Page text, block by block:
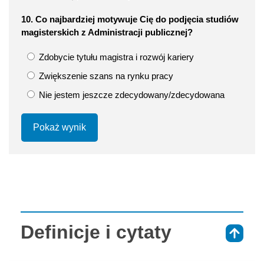
10. Co najbardziej motywuje Cię do podjęcia studiów
magisterskich z Administracji publicznej?
Zdobycie tytułu magistra i rozwój kariery
Zwiększenie szans na rynku pracy
Nie jestem jeszcze zdecydowany/zdecydowana
Pokaż wynik
Definicje i cytaty